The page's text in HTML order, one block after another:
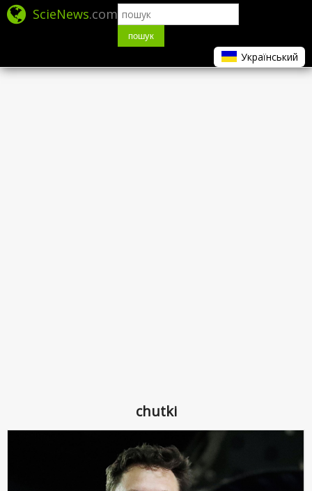
ScieNews.com
пошук
Український
chutki